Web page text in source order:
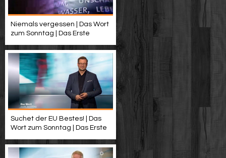
Niemals vergessen | Das Wort
zum Sonntag | Das Erste
Suchet der EU Bestes! | Das
Wort zum Sonntag | Das Erste